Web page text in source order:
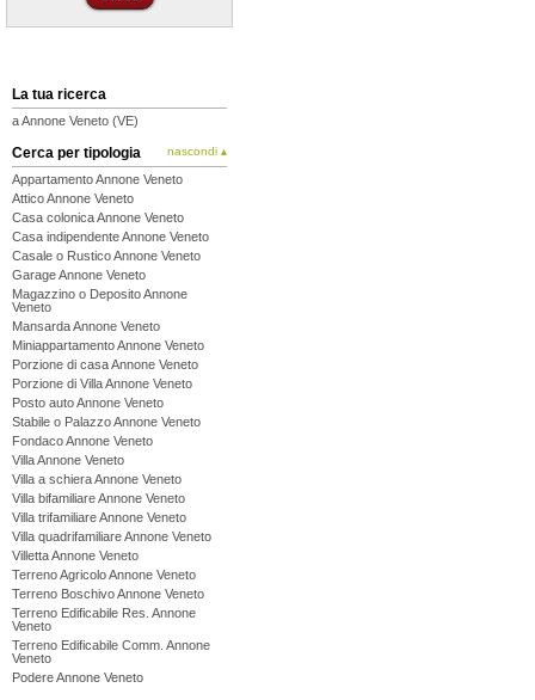
La tua ricerca
a Annone Veneto (VE)
Cerca per tipologia nascondi ▴
Appartamento Annone Veneto
Attico Annone Veneto
Casa colonica Annone Veneto
Casa indipendente Annone Veneto
Casale o Rustico Annone Veneto
Garage Annone Veneto
Magazzino o Deposito Annone
Veneto
Mansarda Annone Veneto
Miniappartamento Annone Veneto
Porzione di casa Annone Veneto
Porzione di Villa Annone Veneto
Posto auto Annone Veneto
Stabile o Palazzo Annone Veneto
Fondaco Annone Veneto
Villa Annone Veneto
Villa a schiera Annone Veneto
Villa bifamiliare Annone Veneto
Villa trifamiliare Annone Veneto
Villa quadrifamiliare Annone Veneto
Villetta Annone Veneto
Terreno Agricolo Annone Veneto
Terreno Boschivo Annone Veneto
Terreno Edificabile Res. Annone
Veneto
Terreno Edificabile Comm. Annone
Veneto
Podere Annone Veneto